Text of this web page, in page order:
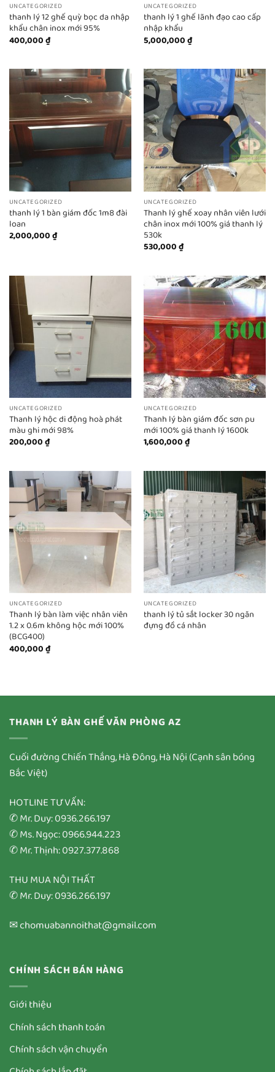
UNCATEGORIZED
thanh lý 12 ghế quỳ bọc da nhập
khẩu chân inox mới 95%
400,000₫
UNCATEGORIZED
thanh lý 1 ghế lãnh đạo cao cấp
nhập khẩu
5,000,000₫
UNCATEGORIZED
thanh lý 1 bàn giám đốc 1m8 đài
loan
2,000,000₫
UNCATEGORIZED
Thanh lý ghế xoay nhân viên lưới
chân inox mới 100% giá thanh lý
530k
530,000₫
UNCATEGORIZED
Thanh lý hộc di động hoà phát
màu ghi mới 98%
200,000₫
UNCATEGORIZED
Thanh lý bàn giám đốc sơn pu
mới 100% giá thanh lý 1600k
1,600,000₫
UNCATEGORIZED
Thanh lý bàn làm việc nhân viên
1.2 x 0.6m không hộc mới 100%
(BCG400)
400,000₫
UNCATEGORIZED
thanh lý tủ sắt locker 30 ngăn
đựng đồ cá nhân
THANH LÝ BÀN GHẾ VĂN PHÒNG AZ
Cuối đường Chiến Thắng, Hà Đông, Hà Nội (Cạnh sân bóng
Bắc Việt)
HOTLINE TƯ VẤN:
✆ Mr. Duy: 0936.266.197
✆ Ms. Ngọc: 0966.944.223
✆ Mr. Thịnh: 0927.377.868
THU MUA NỘI THẤT
✆ Mr. Duy: 0936.266.197
✉ chomuabannoithat@gmail.com
CHÍNH SÁCH BÁN HÀNG
Giới thiệu
Chính sách thanh toán
Chính sách vận chuyển